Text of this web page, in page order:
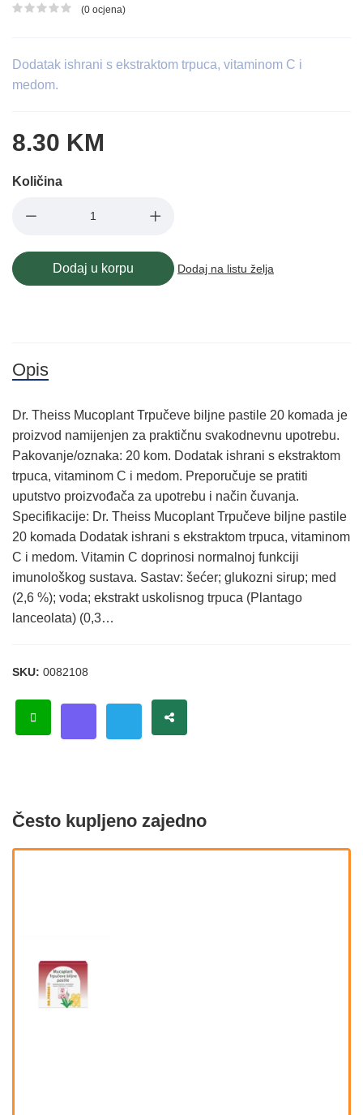
Ocjena proizvoda
(0 ocjena)
Dodatak ishrani s ekstraktom trpuca, vitaminom C i
medom.
8.30 KM
Količina
Dodaj u korpu Dodaj na listu želja
Opis
Dr. Theiss Mucoplant Trpučeve biljne pastile 20 komada je
proizvod namijenjen za praktičnu svakodnevnu upotrebu.
Pakovanje/oznaka: 20 kom. Dodatak ishrani s ekstraktom
trpuca, vitaminom C i medom. Preporučuje se pratiti
uputstvo proizvođača za upotrebu i način čuvanja.
Specifikacije: Dr. Theiss Mucoplant Trpučeve biljne pastile
20 komada Dodatak ishrani s ekstraktom trpuca, vitaminom
C i medom. Vitamin C doprinosi normalnoj funkciji
imunološkog sustava. Sastav: šećer; glukozni sirup; med
(2,6 %); voda; ekstrakt uskolisnog trpuca (Plantago
lanceolata) (0,3…
SKU: 0082108
Često kupljeno zajedno